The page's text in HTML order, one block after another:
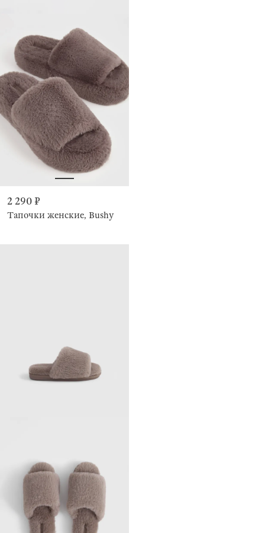
2 290 ₽
Тапочки женские, Bushy